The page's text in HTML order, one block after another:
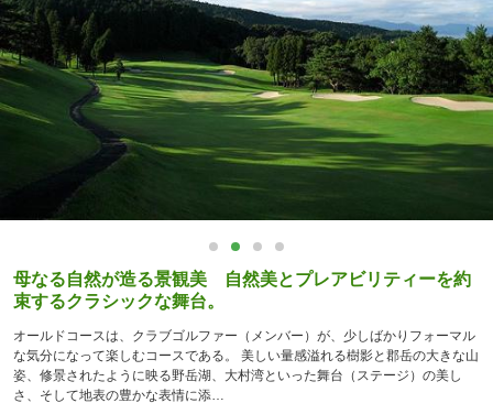
母なる自然が造る景観美 自然美とプレアビリティーを約
束するクラシックな舞台。
オールドコースは、クラブゴルファー（メンバー）が、少しばかりフォーマル
な気分になって楽しむコースである。 美しい量感溢れる樹影と郡岳の大きな山
姿、修景されたように映る野岳湖、大村湾といった舞台（ステージ）の美し
さ、そして地表の豊かな表情に添